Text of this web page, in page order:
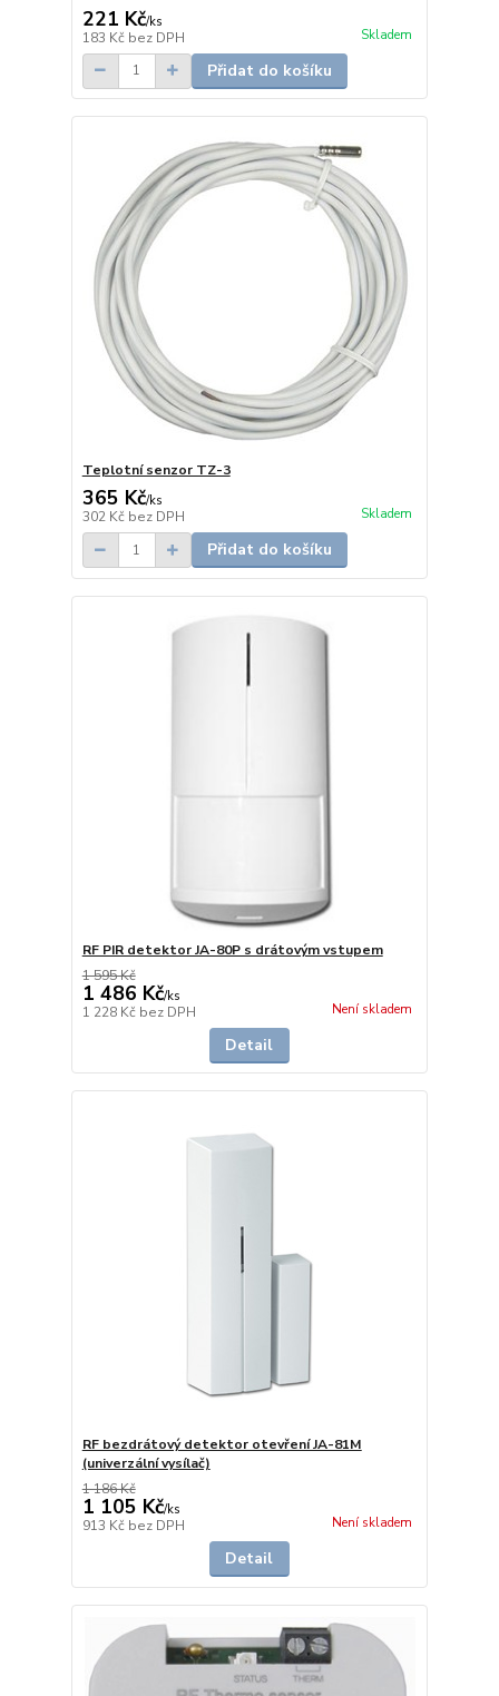
221 Kč/ks
183 Kč bez DPH Skladem
Přidat do košíku
Teplotní senzor TZ-3
365 Kč/ks
302 Kč bez DPH Skladem
Přidat do košíku
RF PIR detektor JA-80P s drátovým vstupem
1 595 Kč
1 486 Kč/ks
1 228 Kč bez DPH Není skladem
Detail
RF bezdrátový detektor otevření JA-81M
(univerzální vysílač)
1 186 Kč
1 105 Kč/ks
913 Kč bez DPH Není skladem
Detail